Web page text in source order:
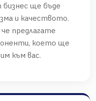
бизнес ще бъде
и качеството.
предлагате
което ще
към вас.